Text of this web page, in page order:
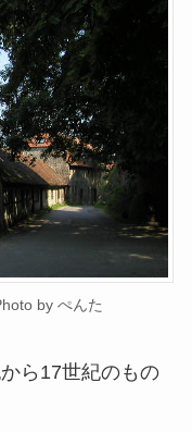
by ぺんた
ら17世紀のもの